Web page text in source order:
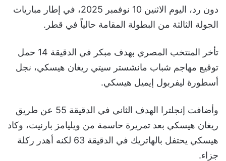
دون رد، اليوم الاثنين 10 نوفمبر 2025، في إطار مباريات
الجولة الثالثة من البطولة المقامة حالياً في قطر.
تأخر المنتخب المصري بهدف مبكر في الدقيقة 14 حمل
توقيع مهاجم شباب مانشستر سيتي ريغان هيسكي، نجل
أسطورة ليفربول إيميل هيسكي.
وأضافت إنجلترا الهدف الثاني في الدقيقة 55 عن طريق
ريغان هيسكي بعد تمريرة حاسمة من ويليامز بارنيت، وكاد
هيسكي يحتفل بالهاتريك في الدقيقة 63 لكنه أهدر ركلة
جزاء.